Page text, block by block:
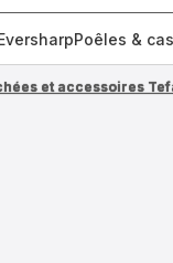
Poêles &
et accessoires